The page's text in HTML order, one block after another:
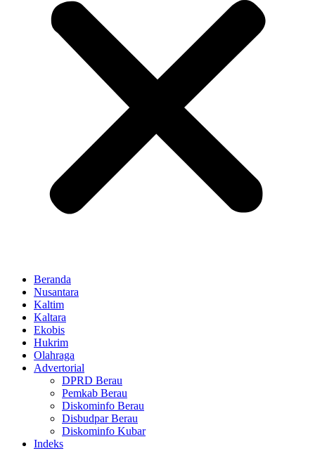
Beranda
Nusantara
Kaltim
Kaltara
Ekobis
Hukrim
Olahraga
Advertorial
DPRD Berau
Pemkab Berau
Diskominfo Berau
Disbudpar Berau
Diskominfo Kubar
Indeks